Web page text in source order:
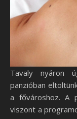
Tavaly nyáron úgy döntöttünk, hogy egy kisvárosi
panzióban
a fővároshoz. A
viszont a